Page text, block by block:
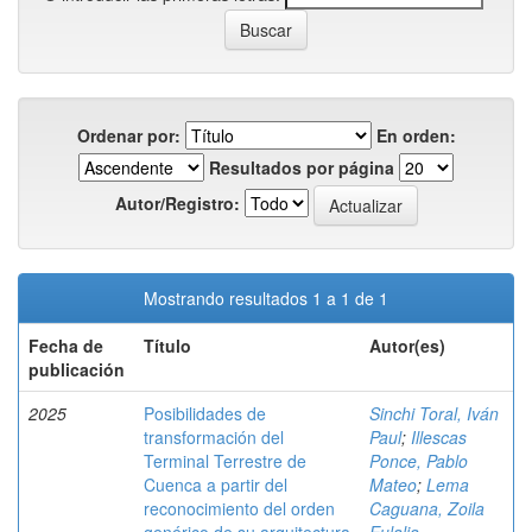
Ordenar por:
En orden:
Resultados por página
Autor/Registro:
Mostrando resultados 1 a 1 de 1
Fecha de
publicación
Título Autor(es)
2025
Posibilidades de
transformación del
Terminal Terrestre de
Cuenca a partir del
reconocimiento del orden
Sinchi Toral, Iván
Paul; Illescas
Ponce, Pablo
Mateo; Lema
Caguana, Zoila